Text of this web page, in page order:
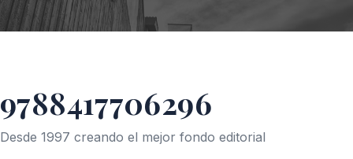
9788417706296
Desde 1997 creando el mejor fondo editorial